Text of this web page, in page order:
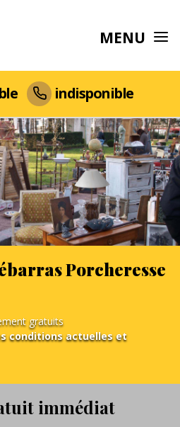
MENU
indisponible
Porcheresse
gratuits
conditions actuelles et
immédiat